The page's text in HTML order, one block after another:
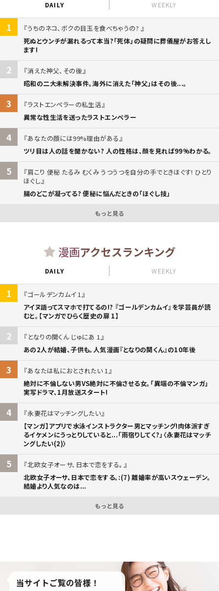
DAILY WEEKLY
1
うちのネコ、ボクの目玉を食べちゃうの?
死ぬとウンチが漏れるって本当?「死体」の疑問に葬儀屋がお答えし
ます!
2
消えた神父、その後
昭和の二大未解決事件。海外に消えた「神父」はその後...。
3
ラストエンペラーの私生活
異常な性生活を送ったラストエンペラー
4
あなたの顔には99%理由がある
ツリ目は人の話を聞かない? 人の性格は、顔を見れば99%わかる。
5
肩こり 便秘 たるみ むくみ うつうつを自分の手でときほぐす! ひとり
ほぐし
腸のどこが凝ってる? 便秘に悩んだときの「ほぐし技」
もっと見る
漫画アクセスランキング
DAILY WEEKLY
1
ゴールデンカムイ 1
アイヌ語ってスマホで打てるの!? 『ゴールデンカムイ』を学芸員が読
むと。【マンガでひらく歴史の扉 1】
2
となりの関くん じゅにあ 1
あの2人が結婚、子供も。人気漫画『となりの関くん』の10年後
3
あなたは私におとされたい 1
絶対に不倫しない男VS絶対に不倫させる女。「異端の不倫マンガ」
実写ドラマ、1月放送スタート!
4
永妻花はマッチングしたい
【マンガ】アプリで水泳インストラクター男とマッチング!肉体派すぎ
るイケメンにうっとりしていると...「雨宿りしてく?」〈永妻花はマッチ
ングしたい(2)〉
5
北欧女子オーサ、日本で恋をする。
北欧女子オーサ、日本で恋をする。:(7) 離婚率が高いスウェーデン。
結婚より人気なのは...
もっと見る
当サイトご覧の皆様！